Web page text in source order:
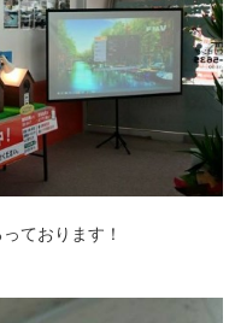
ております！